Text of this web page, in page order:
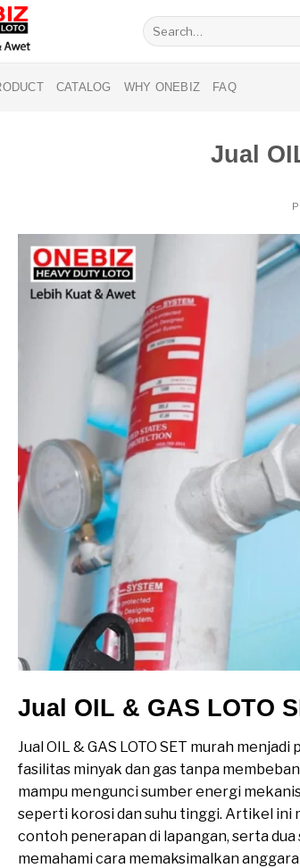
Search
for:
CATALOG WHY ONEBIZ FAQ
Jual
Jual OIL & GAS LOTO
Jual OIL & GAS LOTO SET murah
fasilitas minyak dan gas tanpa
mampu mengunci sumber energi
seperti korosi dan suhu tinggi. Artikel ini
contoh penerapan di lapangan, serta
memahami cara memaksimalkan